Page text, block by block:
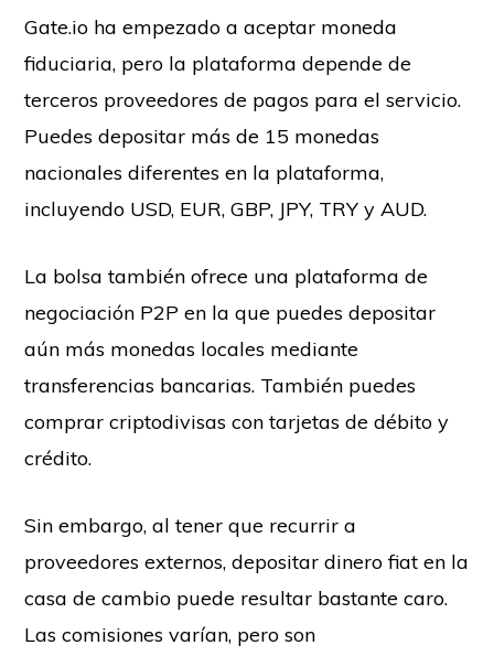
Gate.io ha empezado a aceptar moneda
fiduciaria, pero la plataforma depende de
terceros proveedores de pagos para el servicio.
Puedes depositar más de 15 monedas
nacionales diferentes en la plataforma,
incluyendo USD, EUR, GBP, JPY, TRY y AUD.
La bolsa también ofrece una plataforma de
negociación P2P en la que puedes depositar
aún más monedas locales mediante
transferencias bancarias. También puedes
comprar criptodivisas con tarjetas de débito y
crédito.
Sin embargo, al tener que recurrir a
proveedores externos, depositar dinero fiat en la
casa de cambio puede resultar bastante caro.
Las comisiones varían, pero son